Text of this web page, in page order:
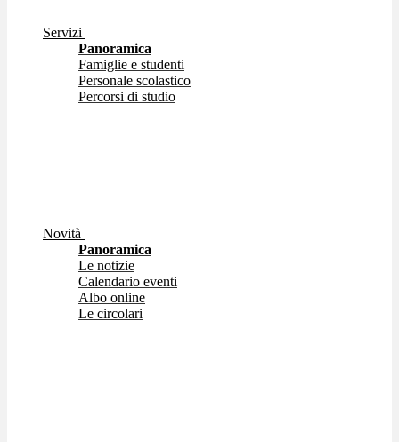
Servizi
Panoramica
Famiglie e studenti
Personale scolastico
Percorsi di studio
Novità
Panoramica
Le notizie
Calendario eventi
Albo online
Le circolari